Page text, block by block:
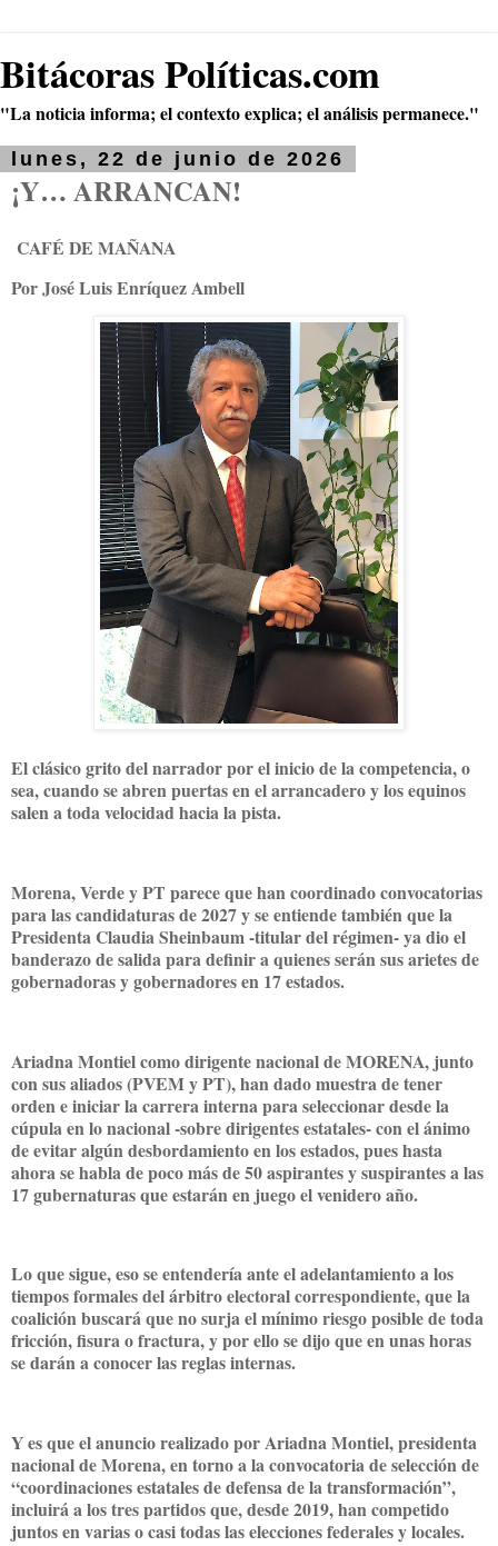
Bitácoras Políticas.com
"La noticia informa; el contexto explica; el análisis permanece."
lunes, 22 de junio de 2026
¡Y… ARRANCAN!
CAFÉ DE MAÑANA
Por José Luis Enríquez Ambell
El clásico grito del narrador por el inicio de la competencia, o
sea, cuando se abren puertas en el arrancadero y los equinos
salen a toda velocidad hacia la pista.
Morena, Verde y PT parece que han coordinado convocatorias
para las candidaturas de 2027 y se entiende también que la
Presidenta Claudia Sheinbaum -titular del régimen- ya dio el
banderazo de salida para definir a quienes serán sus arietes de
gobernadoras y gobernadores en 17 estados.
Ariadna Montiel como dirigente nacional de MORENA, junto
con sus aliados (PVEM y PT), han dado muestra de tener
orden e iniciar la carrera interna para seleccionar desde la
cúpula en lo nacional -sobre dirigentes estatales- con el ánimo
de evitar algún desbordamiento en los estados, pues hasta
ahora se habla de poco más de 50 aspirantes y suspirantes a las
17 gubernaturas que estarán en juego el venidero año.
Lo que sigue, eso se entendería ante el adelantamiento a los
tiempos formales del árbitro electoral correspondiente, que la
coalición buscará que no surja el mínimo riesgo posible de toda
fricción, fisura o fractura, y por ello se dijo que en unas horas
se darán a conocer las reglas internas.
Y es que el anuncio realizado por Ariadna Montiel, presidenta
nacional de Morena, en torno a la convocatoria de selección de
“coordinaciones estatales de defensa de la transformación”,
incluirá a los tres partidos que, desde 2019, han competido
juntos en varias o casi todas las elecciones federales y locales.